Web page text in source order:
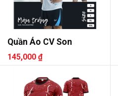
Quần Áo CV Son
145,000 ₫